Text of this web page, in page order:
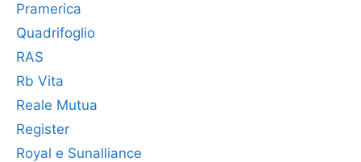
Pramerica
Quadrifoglio
RAS
Rb Vita
Reale Mutua
Register
Royal e Sunalliance